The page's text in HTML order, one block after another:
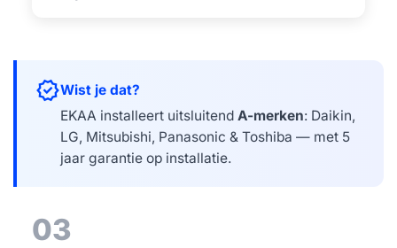
verifiedWist je dat?
EKAA installeert uitsluitendA-merken: Daikin,
LG, Mitsubishi, Panasonic & Toshiba — met 5
jaar garantie op installatie.
03